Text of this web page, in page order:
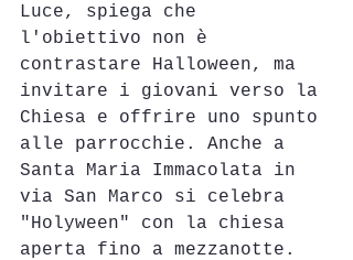
Luce, spiega che
l'obiettivo non è
contrastare Halloween, ma
invitare i giovani verso la
Chiesa e offrire uno spunto
alle parrocchie. Anche a
Santa Maria Immacolata in
via San Marco si celebra
"Holyween" con la chiesa
aperta fino a mezzanotte.